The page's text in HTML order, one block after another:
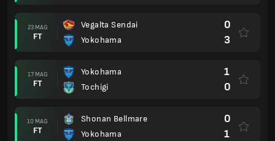
23 MAG
FT
Vegalta Sendai
Yokohama
0
3
17 MAG
FT
Yokohama
Tochigi
1
0
10 MAG
FT
Shonan Bellmare
Yokohama
0
1